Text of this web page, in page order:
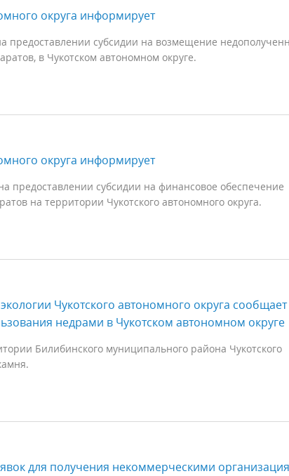
округа информирует
предоставлении субсидии на возмещение
в Чукотском автономном округе.
округа информирует
предоставлении субсидии на финансовое обеспечение
на территории Чукотского автономного округа.
Чукотского автономного округа сообщает
недрами в Чукотском автономном округе
Билибинского муниципального района Чукотского
для получения некоммерческими